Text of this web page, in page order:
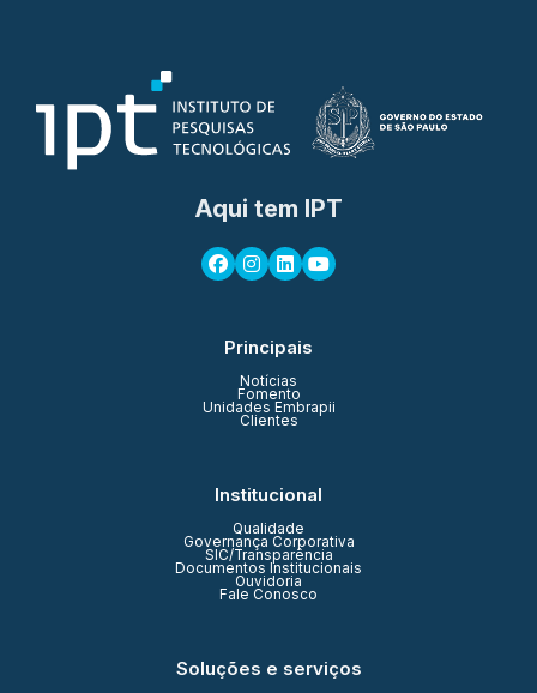
Aqui tem IPT
Principais
Notícias
Fomento
Unidades Embrapii
Clientes
Institucional
Qualidade
Governança Corporativa
SIC/Transparência
Documentos Institucionais
Ouvidoria
Fale Conosco
Soluções e serviços